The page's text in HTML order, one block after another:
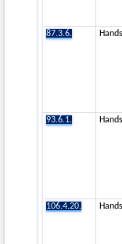
87.3.6.
93.6.1.
106.4.20.